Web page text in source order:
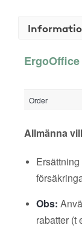
Order
Allmänna
Obs:
rabatter (t